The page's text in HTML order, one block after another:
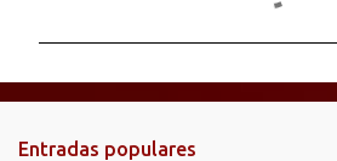
n
t
Entradas populares